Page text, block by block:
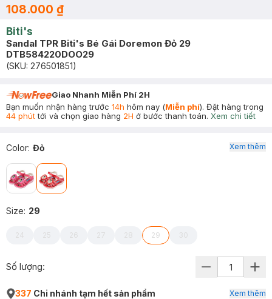
108.000 ₫
Biti's
Sandal TPR Biti's Bé Gái Doremon Đỏ 29
DTB584220DOO29
(SKU: 276501851)
Giao Nhanh Miễn Phí 2H
Bạn muốn nhận hàng trước 14h hôm nay (Miễn phí). Đặt hàng trong
44 phúttới và chọn giao hàng 2H ở bước thanh toán. Xem chi tiết
Color: Đỏ
Size: 29
24 25 26 27 28 29 30
Xem thêm
Số lượng:
337 Chi nhánh tạm hết sản phẩm Xem thêm